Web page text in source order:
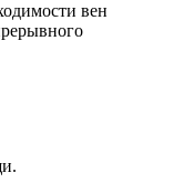
вен